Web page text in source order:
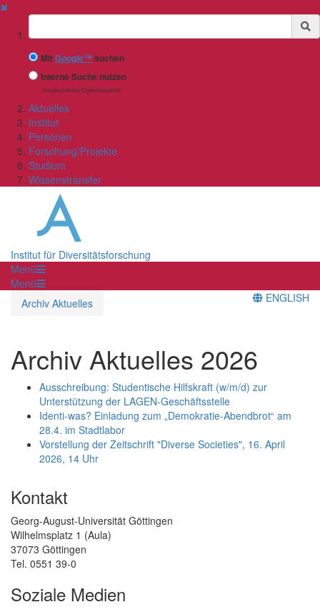
✖
Suchbegriff
MitGoogle™ suchen
Interne Suche nutzen
(eingeschränkte Ergebnisqualität)
Aktuelles
Institut
Personen
Forschung/Projekte
Studium
Wissenstransfer
Institut für Diversitätsforschung
Menü
Menü
Archiv Aktuelles
ENGLISH
Archiv Aktuelles 2026
Ausschreibung: Studentische Hilfskraft (w/m/d) zur
Unterstützung der LAGEN-Geschäftsstelle
Identi-was? Einladung zum „Demokratie-Abendbrot“ am
28.4. im Stadtlabor
Vorstellung der Zeitschrift "Diverse Societies", 16. April
2026, 14 Uhr
Kontakt
Georg-August-Universität Göttingen
Wilhelmsplatz 1 (Aula)
37073 Göttingen
Tel. 0551 39-0
Soziale Medien